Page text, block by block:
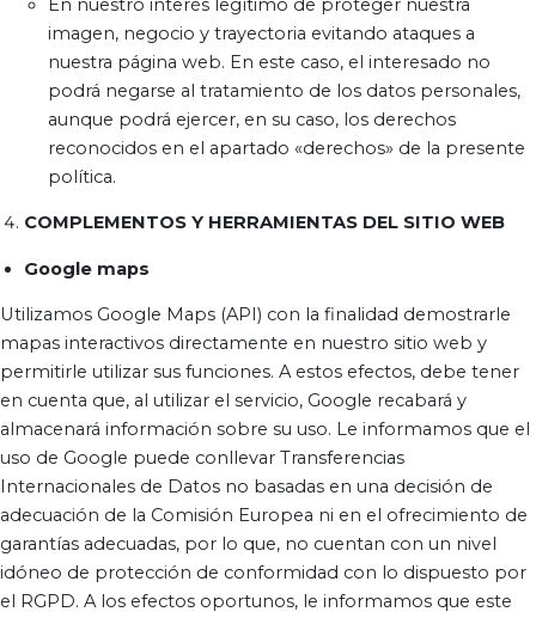
En nuestro interés legítimo de proteger nuestra
imagen, negocio y trayectoria evitando ataques a
nuestra página web. En este caso, el interesado no
podrá negarse al tratamiento de los datos personales,
aunque podrá ejercer, en su caso, los derechos
reconocidos en el apartado «derechos» de la presente
política.
COMPLEMENTOS Y HERRAMIENTAS DEL SITIO WEB
Google maps
Utilizamos Google Maps (API) con la finalidad demostrarle
mapas interactivos directamente en nuestro sitio web y
permitirle utilizar sus funciones. A estos efectos, debe tener
en cuenta que, al utilizar el servicio, Google recabará y
almacenará información sobre su uso. Le informamos que el
uso de Google puede conllevar Transferencias
Internacionales de Datos no basadas en una decisión de
adecuación de la Comisión Europea ni en el ofrecimiento de
garantías adecuadas, por lo que, no cuentan con un nivel
idóneo de protección de conformidad con lo dispuesto por
el RGPD. A los efectos oportunos, le informamos que este